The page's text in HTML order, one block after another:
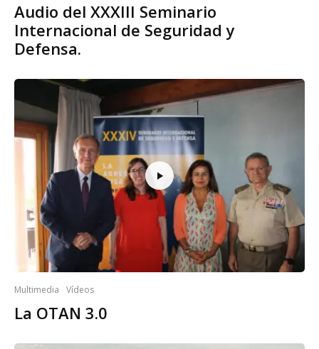
Audio del XXXIII Seminario
Internacional de Seguridad y
Defensa.
Multimedia Vídeos
La OTAN 3.0